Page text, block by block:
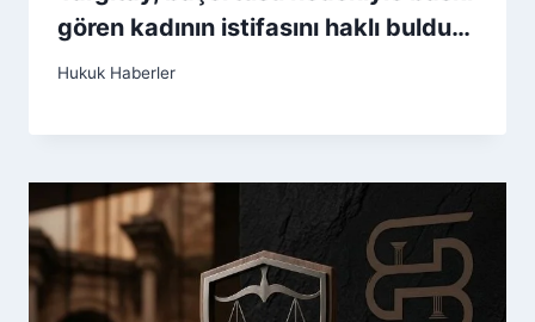
gören kadının istifasını haklı buldu…
Hukuk Haberler